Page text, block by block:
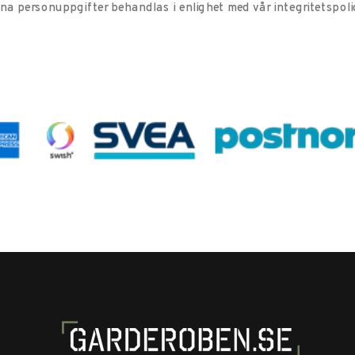
personuppgifter behandlas i enlighet med vår